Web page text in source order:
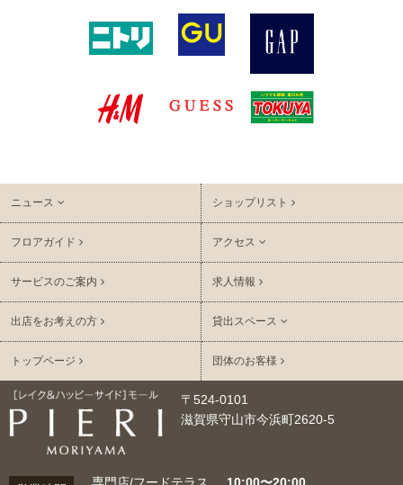
ニュース ショップリスト
フロアガイド アクセス
サービスのご案内 求人情報
出店をお考えの方 貸出スペース
トップページ 団体のお客様
〒524-0101
滋賀県守山市今浜町2620-5